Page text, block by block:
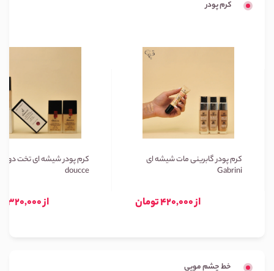
کرم پودر
کرم پودر گابرینی مات شیشه ای
Gabrini
از 420,000 تومان
کرم پودر شیشه ای تخت
doucce
از 320,000 تومان
خط چشم مویی